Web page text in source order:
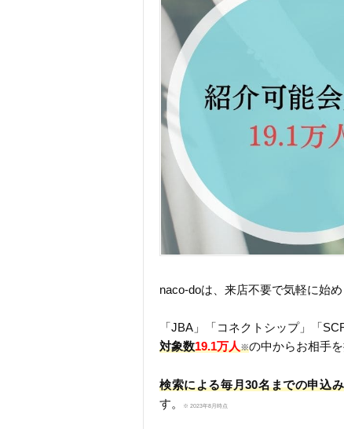
naco-doは、来店不要で気軽に始
「JBA」「コネクトシップ」「
対象数19.1万人※の中からお相手を
検索による毎月30名までの申込み
す。
※ 2023年8月時点